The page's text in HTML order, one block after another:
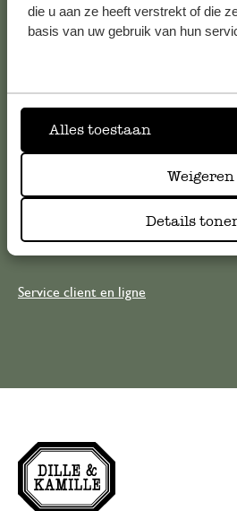
die u aan ze heeft verstrekt of die
basis van uw gebruik van hun
Alles toestaan
Weigeren
Details
Voir les 62 magasins
Service
questions les plus
serviceclientele@dille-
Service client en ligne